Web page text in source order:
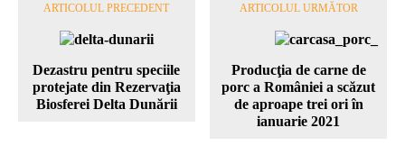
ARTICOLUL PRECEDENT
Dezastru pentru speciile
protejate din Rezervaţia
Biosferei Delta Dunării
ARTICOLUL URMĂTOR
Producţia de carne de
porc a României a scăzut
de aproape trei ori în
ianuarie 2021